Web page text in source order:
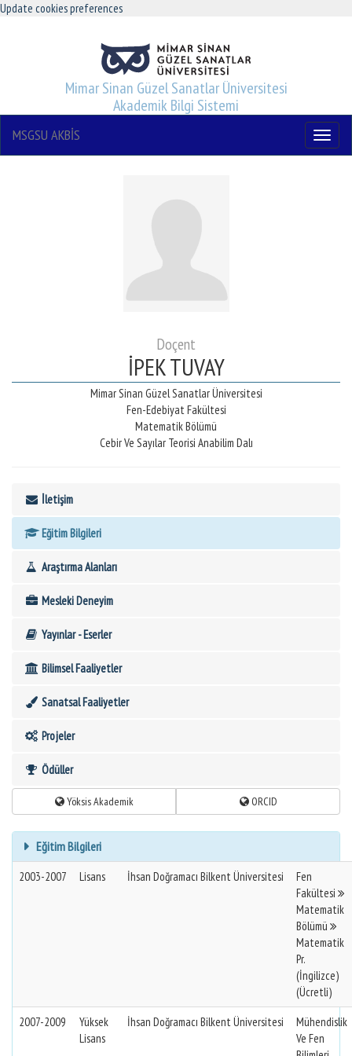
Update cookies preferences
Mimar Sinan Güzel Sanatlar Üniversitesi
Akademik Bilgi Sistemi
Menu
MSGSU AKBİS
Doçent
İPEK TUVAY
Mimar Sinan Güzel Sanatlar Üniversitesi
Fen-Edebiyat Fakültesi
Matematik Bölümü
Cebir Ve Sayılar Teorisi Anabilim Dalı
İletişim
Eğitim Bilgileri
Araştırma Alanları
Mesleki Deneyim
Yayınlar - Eserler
Bilimsel Faaliyetler
Sanatsal Faaliyetler
Projeler
Ödüller
Yöksis Akademik ORCID
Eğitim Bilgileri
2003-2007 Lisans İhsan Doğramacı Bilkent Üniversitesi
Fen
Fakültesi
Matematik
Bölümü
Matematik
Pr.
(İngilizce)
(Ücretli)
2007-2009
Yüksek
Lisans
İhsan Doğramacı Bilkent Üniversitesi
Mühendislik
Ve Fen